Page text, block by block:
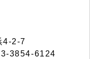
4-2-7
3854-6124